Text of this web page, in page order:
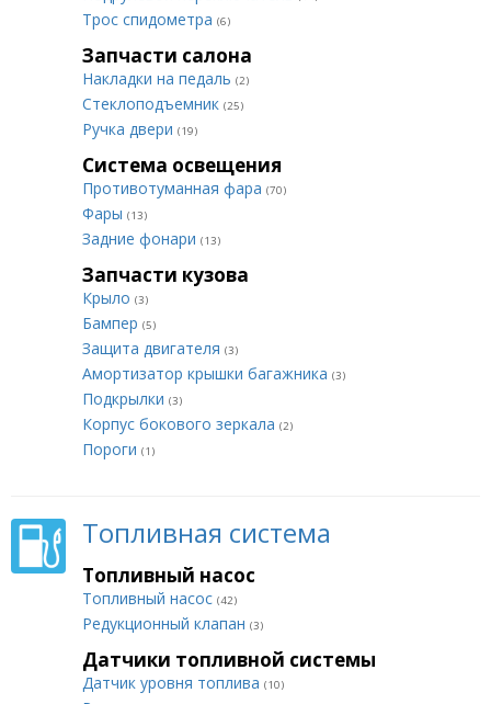
Трос спидометра (6)
Запчасти салона
Накладки на педаль (2)
Стеклоподъемник (25)
Ручка двери (19)
Система освещения
Противотуманная фара (70)
Фары (13)
Задние фонари (13)
Запчасти кузова
Крыло (3)
Бампер (5)
Защита двигателя (3)
Амортизатор крышки багажника (3)
Подкрылки (3)
Корпус бокового зеркала (2)
Пороги (1)
Топливная система
Топливный насос
Топливный насос (42)
Редукционный клапан (3)
Датчики топливной системы
Датчик уровня топлива (10)